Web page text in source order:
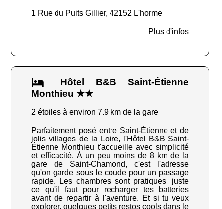
1 Rue du Puits Gillier, 42152 L'horme
Plus d'infos
Hôtel B&B Saint-Étienne
Monthieu ★★
2 étoiles à environ 7.9 km de la gare
Parfaitement posé entre Saint-Étienne et de
jolis villages de la Loire, l'Hôtel B&B Saint-
Étienne Monthieu t'accueille avec simplicité
et efficacité. À un peu moins de 8 km de la
gare de Saint-Chamond, c'est l'adresse
qu'on garde sous le coude pour un passage
rapide. Les chambres sont pratiques, juste
ce qu'il faut pour recharger tes batteries
avant de repartir à l'aventure. Et si tu veux
explorer, quelques petits restos cools dans le